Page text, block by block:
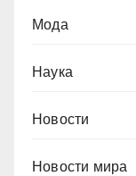
Мода
Наука
Новости
Новости мира